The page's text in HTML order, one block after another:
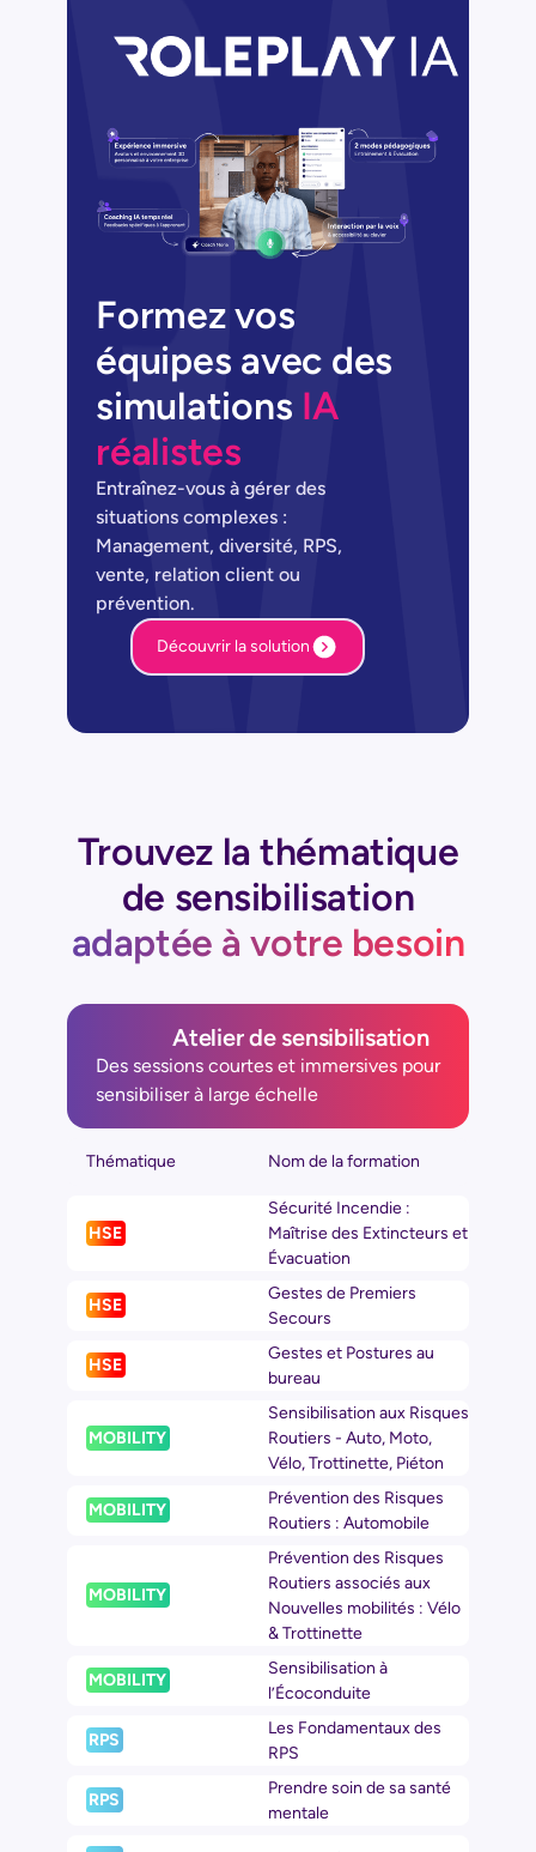
Formez vos
équipes avec des
simulations IA
réalistes
Entraînez-vous à gérer des
situations complexes :
Management, diversité, RPS,
vente, relation client ou
prévention.
Découvrir la solution
Trouvez la thématique
de sensibilisation
adaptée à votre besoin
Atelier de sensibilisation
Des sessions courtes et immersives pour
sensibiliser à large échelle
Thématique Nom de la formation
HSE
Sécurité Incendie :
Maîtrise des Extincteurs et
Évacuation
HSE
Gestes de Premiers
Secours
HSE
Gestes et Postures au
bureau
MOBILITY
Sensibilisation aux Risques
Routiers - Auto, Moto,
Vélo, Trottinette, Piéton
MOBILITY
Prévention des Risques
Routiers : Automobile
MOBILITY
Prévention des Risques
Routiers associés aux
Nouvelles mobilités : Vélo
& Trottinette
MOBILITY
Sensibilisation à
l’Écoconduite
RPS
Les Fondamentaux des
RPS
RPS
Prendre soin de sa santé
mentale